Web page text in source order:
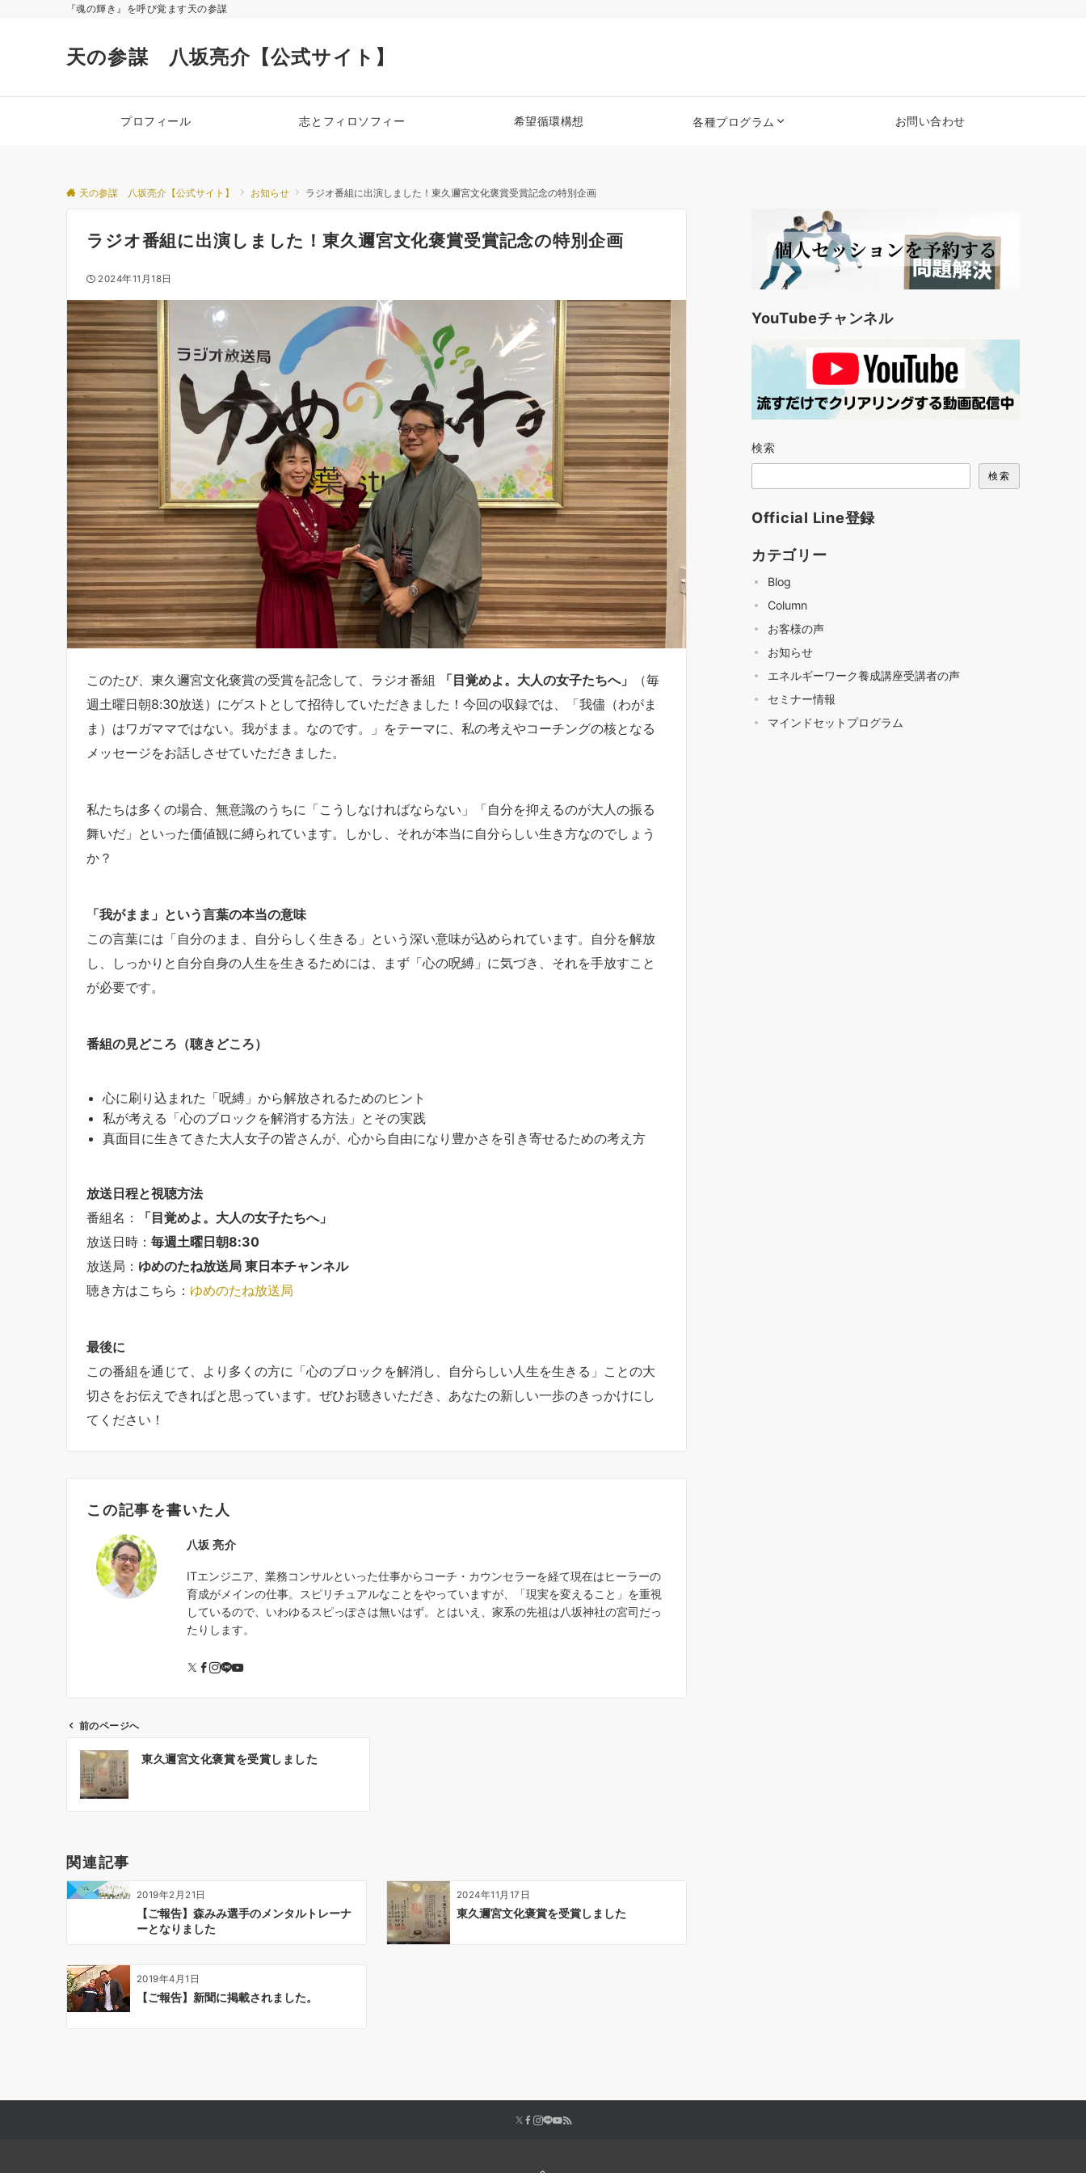
『魂の輝き』を呼び覚ます天の参謀
天の参謀 八坂亮介【公式サイト】
プロフィール 志とフィロソフィー 希望循環構想 各種プログラム お問い合わせ
天の参謀 八坂亮介【公式サイト】 お知らせ ラジオ番組に出演しました！東久邇宮文化褒賞受賞記念の特別企画
ラジオ番組に出演しました！東久邇宮文化褒賞受賞記念の特別企画
2024年11月18日
このたび、東久邇宮文化褒賞の受賞を記念して、ラジオ番組 「目覚めよ。大人の女子たちへ」
（毎
週土曜日朝8:30放送）にゲストとして招待していただきました！今回の収録では、「我儘（わがま
ま）はワガママではない。我がまま。なのです。」をテーマに、私の考えやコーチングの核となる
メッセージをお話しさせていただきました。
私たちは多くの場合、無意識のうちに「こうしなければならない」「自分を抑えるのが大人の振る
舞いだ」といった価値観に縛られています。しかし、それが本当に自分らしい生き方なのでしょう
か？
「我がまま」という言葉の本当の意味
この言葉には「自分のまま、自分らしく生きる」という深い意味が込められています。自分を解放
し、しっかりと自分自身の人生を生きるためには、まず「心の呪縛」に気づき、それを手放すこと
が必要です。
番組の見どころ（聴きどころ）
心に刷り込まれた「呪縛」から解放されるためのヒント
私が考える「心のブロックを解消する方法」とその実践
真面目に生きてきた大人女子の皆さんが、心から自由になり豊かさを引き寄せるための考え方
放送日程と視聴方法
番組名：
「目覚めよ。大人の女子たちへ」
放送日時： 毎週土曜日朝8:30
放送局： ゆめのたね放送局 東日本チャンネル
聴き方はこちら： ゆめのたね放送局
最後に
この番組を通じて、より多くの方に「心のブロックを解消し、自分らしい人生を生きる」ことの大
切さをお伝えできればと思っています。ぜひお聴きいただき、あなたの新しい一歩のきっかけにし
てください！
この記事を書いた人
八坂 亮介
ITエンジニア、業務コンサルといった仕事からコーチ・カウンセラーを経て現在はヒーラーの
育成がメインの仕事。スピリチュアルなことをやっていますが、「現実を変えること」を重視
しているので、いわゆるスピっぽさは無いはず。とはいえ、家系の先祖は八坂神社の宮司だっ
たりします。
シ
ョ
前のページへ
東久邇宮文化褒賞を受賞しました
関連記事
2019年2月21日
【ご報告】森みみ選手のメンタルトレーナ
ーとなりました
2024年11月17日
東久邇宮文化褒賞を受賞しました
2019年4月1日
【ご報告】新聞に掲載されました。
YouTubeチャンネル
検索
検索
Official Line登録
カテゴリー
Blog
Column
お客様の声
お知らせ
エネルギーワーク養成講座受講者の声
セミナー情報
マインドセットプログラム